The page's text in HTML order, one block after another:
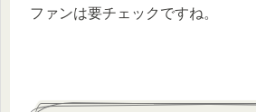
ファンは要チェックですね。